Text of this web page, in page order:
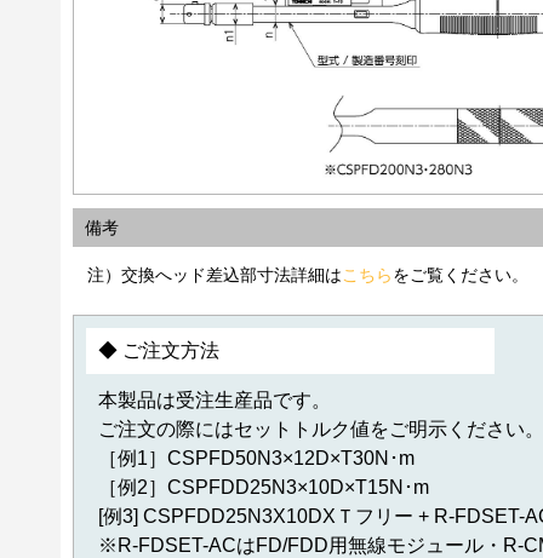
備考
注）交換へッド差込部寸法詳細はこちらをご覧ください。
◆ ご注文方法
本製品は受注生産品です。
ご注文の際にはセットトルク値をご明示ください。
［例1］CSPFD50N3×12D×T30N･m
［例2］CSPFDD25N3×10D×T15N･m
[例3] CSPFDD25N3X10DXＴフリー + R-FDSET-
※R-FDSET-ACはFD/FDD用無線モジュール・R-